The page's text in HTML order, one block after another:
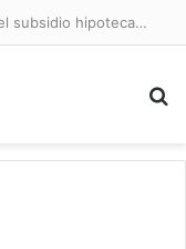
Diputado Sabat celebra ampliación del subsidio hipotecario con viviendas de hasta 6.000 UF